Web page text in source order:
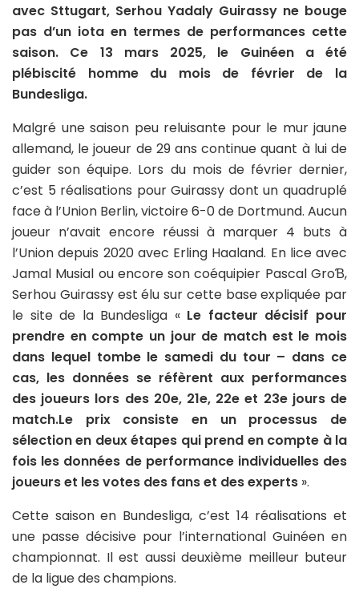
avec Sttugart, Serhou Yadaly Guirassy ne bouge
pas d’un iota en termes de performances cette
saison. Ce 13 mars 2025, le Guinéen a été
plébiscité homme du mois de février de la
Bundesliga.
Malgré une saison peu reluisante pour le mur jaune
allemand, le joueur de 29 ans continue quant à lui de
guider son équipe. Lors du mois de février dernier,
c’est 5 réalisations pour Guirassy dont un quadruplé
face à l’Union Berlin, victoire 6-0 de Dortmund. Aucun
joueur n’avait encore réussi à marquer 4 buts à
l’Union depuis 2020 avec Erling Haaland. En lice avec
Jamal Musial ou encore son coéquipier Pascal GroƁ,
Serhou Guirassy est élu sur cette base expliquée par
le site de la Bundesliga « Le facteur décisif pour
prendre en compte un jour de match est le mois
dans lequel tombe le samedi du tour – dans ce
cas, les données se réfèrent aux performances
des joueurs lors des 20e, 21e, 22e et 23e jours de
match.Le prix consiste en un processus de
sélection en deux étapes qui prend en compte à la
fois les données de performance individuelles des
joueurs et les votes des fans et des experts ».
Cette saison en Bundesliga, c’est 14 réalisations et
une passe décisive pour l’international Guinéen en
championnat. Il est aussi deuxième meilleur buteur
de la ligue des champions.